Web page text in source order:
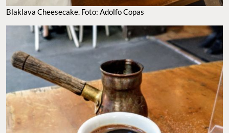
Blaklava Cheesecake. Foto: Adolfo Copas